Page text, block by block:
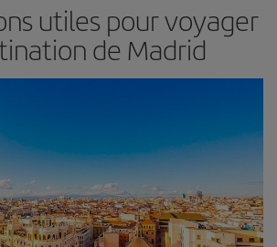
utiles pour voyager
de Madrid